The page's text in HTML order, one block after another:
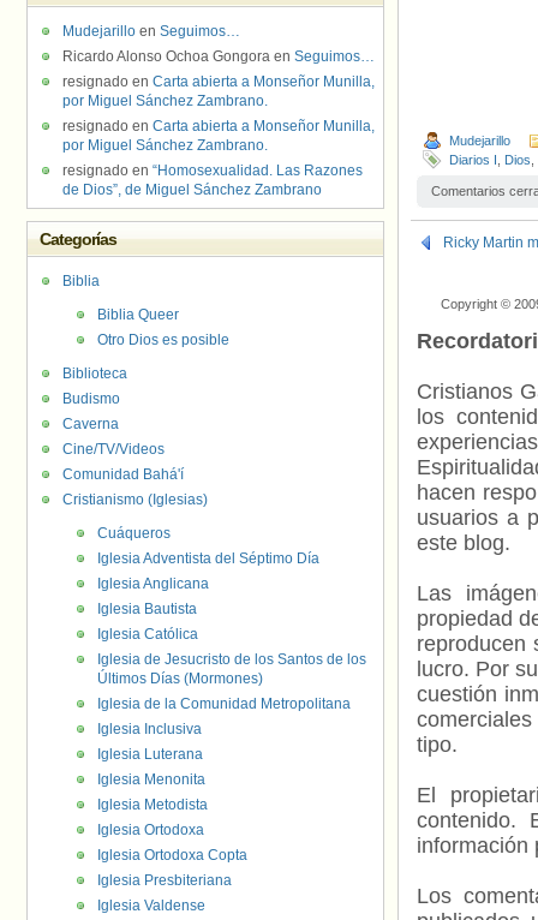
Mudejarillo
Diarios I
Dios
Comentarios
Ricky Martin
Copyright ©
Cristianos
los
hacen
usuarios a
este blog.
Las
propiedad
reproducen
lucro. Por
cuestión
tipo.
El
contenido.
información
Los
Mudejarillo en Seguimos…
Ricardo Alonso Ochoa Gongora en Seguimos…
resignado en Carta abierta a Monseñor Munilla,
por Miguel Sánchez Zambrano.
resignado en Carta abierta a Monseñor Munilla,
por Miguel Sánchez Zambrano.
resignado en “Homosexualidad. Las Razones
de Dios”, de Miguel Sánchez Zambrano
Categorías
Biblia
Biblia Queer
Otro Dios es posible
Biblioteca
Budismo
Caverna
Cine/TV/Videos
Comunidad Bahá'í
Cristianismo (Iglesias)
Cuáqueros
Iglesia Adventista del Séptimo Día
Iglesia Anglicana
Iglesia Bautista
Iglesia Católica
Iglesia de Jesucristo de los Santos de los
Últimos Días (Mormones)
Iglesia de la Comunidad Metropolitana
Iglesia Inclusiva
Iglesia Luterana
Iglesia Menonita
Iglesia Metodista
Iglesia Ortodoxa
Iglesia Ortodoxa Copta
Iglesia Presbiteriana
Iglesia Valdense